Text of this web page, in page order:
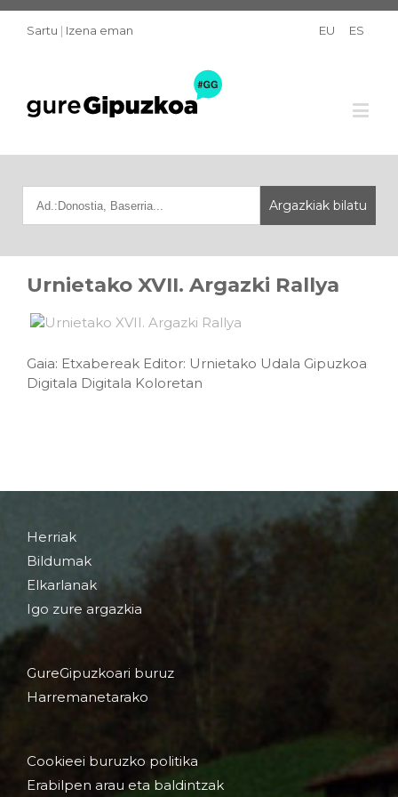
Sartu | Izena eman EU ES
Urnietako XVII. Argazki Rallya
Gaia: Etxabereak Editor: Urnietako Udala Gipuzkoa
Digitala Digitala Koloretan
Herriak
Bildumak
Elkarlanak
Igo zure argazkia
GureGipuzkoari buruz
Harremanetarako
Cookieei buruzko politika
Erabilpen arau eta baldintzak